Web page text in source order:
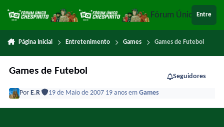
Fórum ÚnicoEntre
Página Inicial Entretenimento Games Games de Futebol
Games de Futebol
Seguidores
PorE.R 19 de Maio de 2007 19 anosemGames